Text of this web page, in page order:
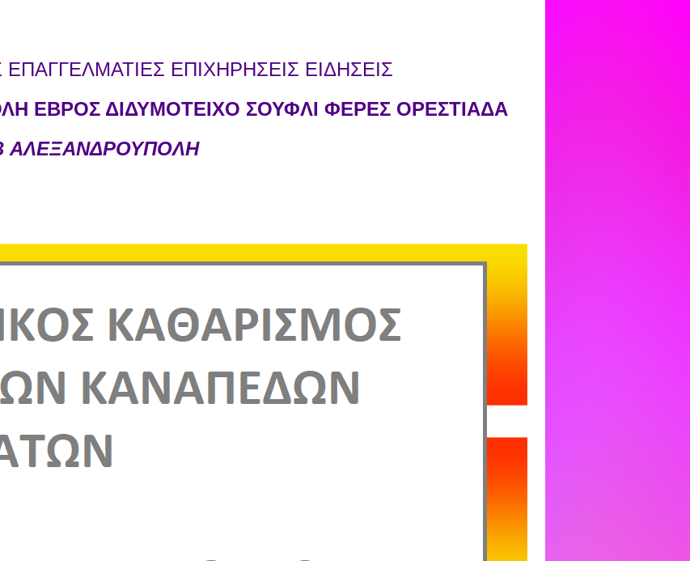
ΕΠΙΧΗΡΗΣΕΙΣ ΕΙΔΗΣΕΙΣ
ΕΒΡΟΣ ΔΙΔΥΜΟΤΕΙΧΟ ΣΟΥΦΛΙ ΦΕΡΕΣ ΟΡΕΣΤΙΑΔΑ
ΑΛΕΞΑΝΔΡΟΥΠΟΛΗ